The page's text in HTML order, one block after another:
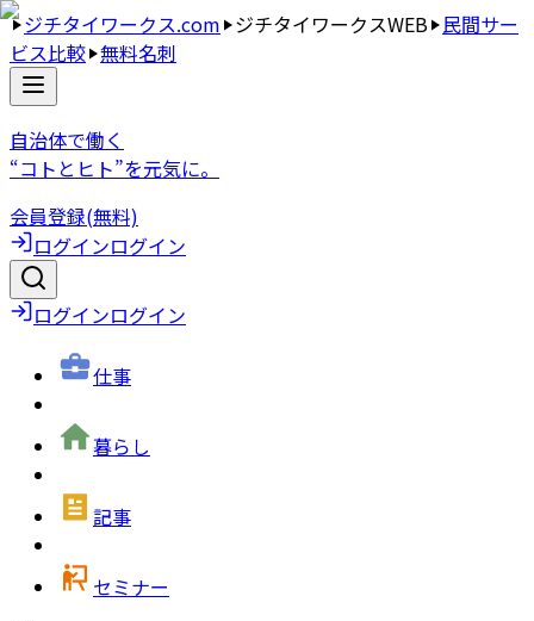
ジチタイワークス.com ジチタイワークスWEB 民間サー
ビス比較 無料名刺
自治体で働く
“コトとヒト”を元気に。
会員登録(無料)
ログインログイン
ログインログイン
仕事
暮らし
記事
セミナー